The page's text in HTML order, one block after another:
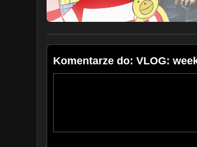
Komentarze do: VLOG: